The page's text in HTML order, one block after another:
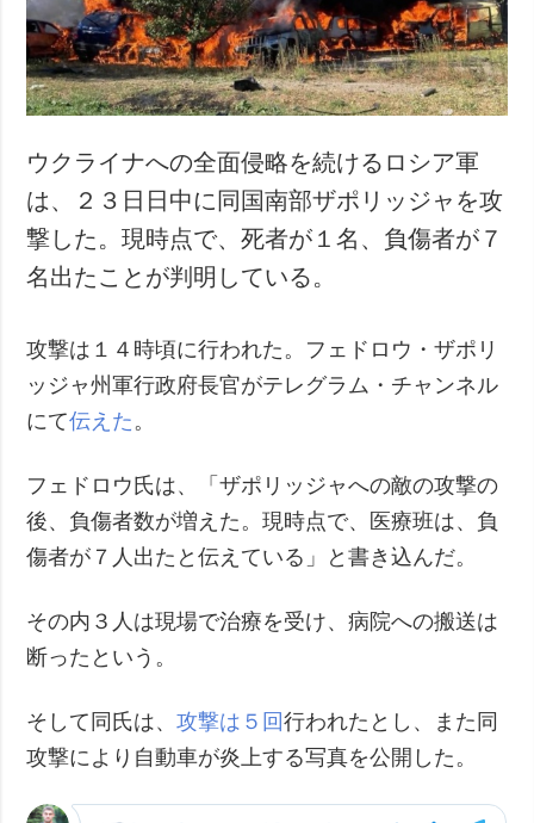
ウクライナへの全面侵略を続けるロシア軍
は、２３日日中に同国南部ザポリッジャを攻
撃した。現時点で、死者が１名、負傷者が７
名出たことが判明している。
攻撃は１４時頃に行われた。フェドロウ・ザポリ
ッジャ州軍行政府長官がテレグラム・チャンネル
にて伝えた。
フェドロウ氏は、「ザポリッジャへの敵の攻撃の
後、負傷者数が増えた。現時点で、医療班は、負
傷者が７人出たと伝えている」と書き込んだ。
その内３人は現場で治療を受け、病院への搬送は
断ったという。
そして同氏は、攻撃は５回行われたとし、また同
攻撃により自動車が炎上する写真を公開した。